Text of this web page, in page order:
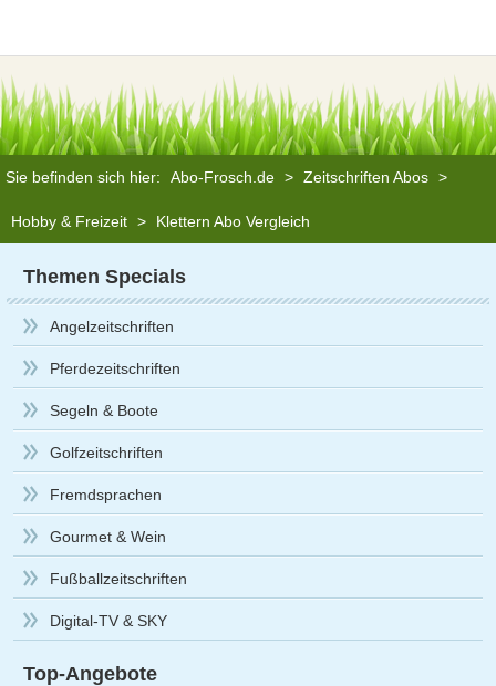
Sie befinden sich hier: Abo-Frosch.de > Zeitschriften Abos >
Hobby & Freizeit > Klettern Abo Vergleich
Themen Specials
Angelzeitschriften
Pferdezeitschriften
Segeln & Boote
Golfzeitschriften
Fremdsprachen
Gourmet & Wein
Fußballzeitschriften
Digital-TV & SKY
Top-Angebote